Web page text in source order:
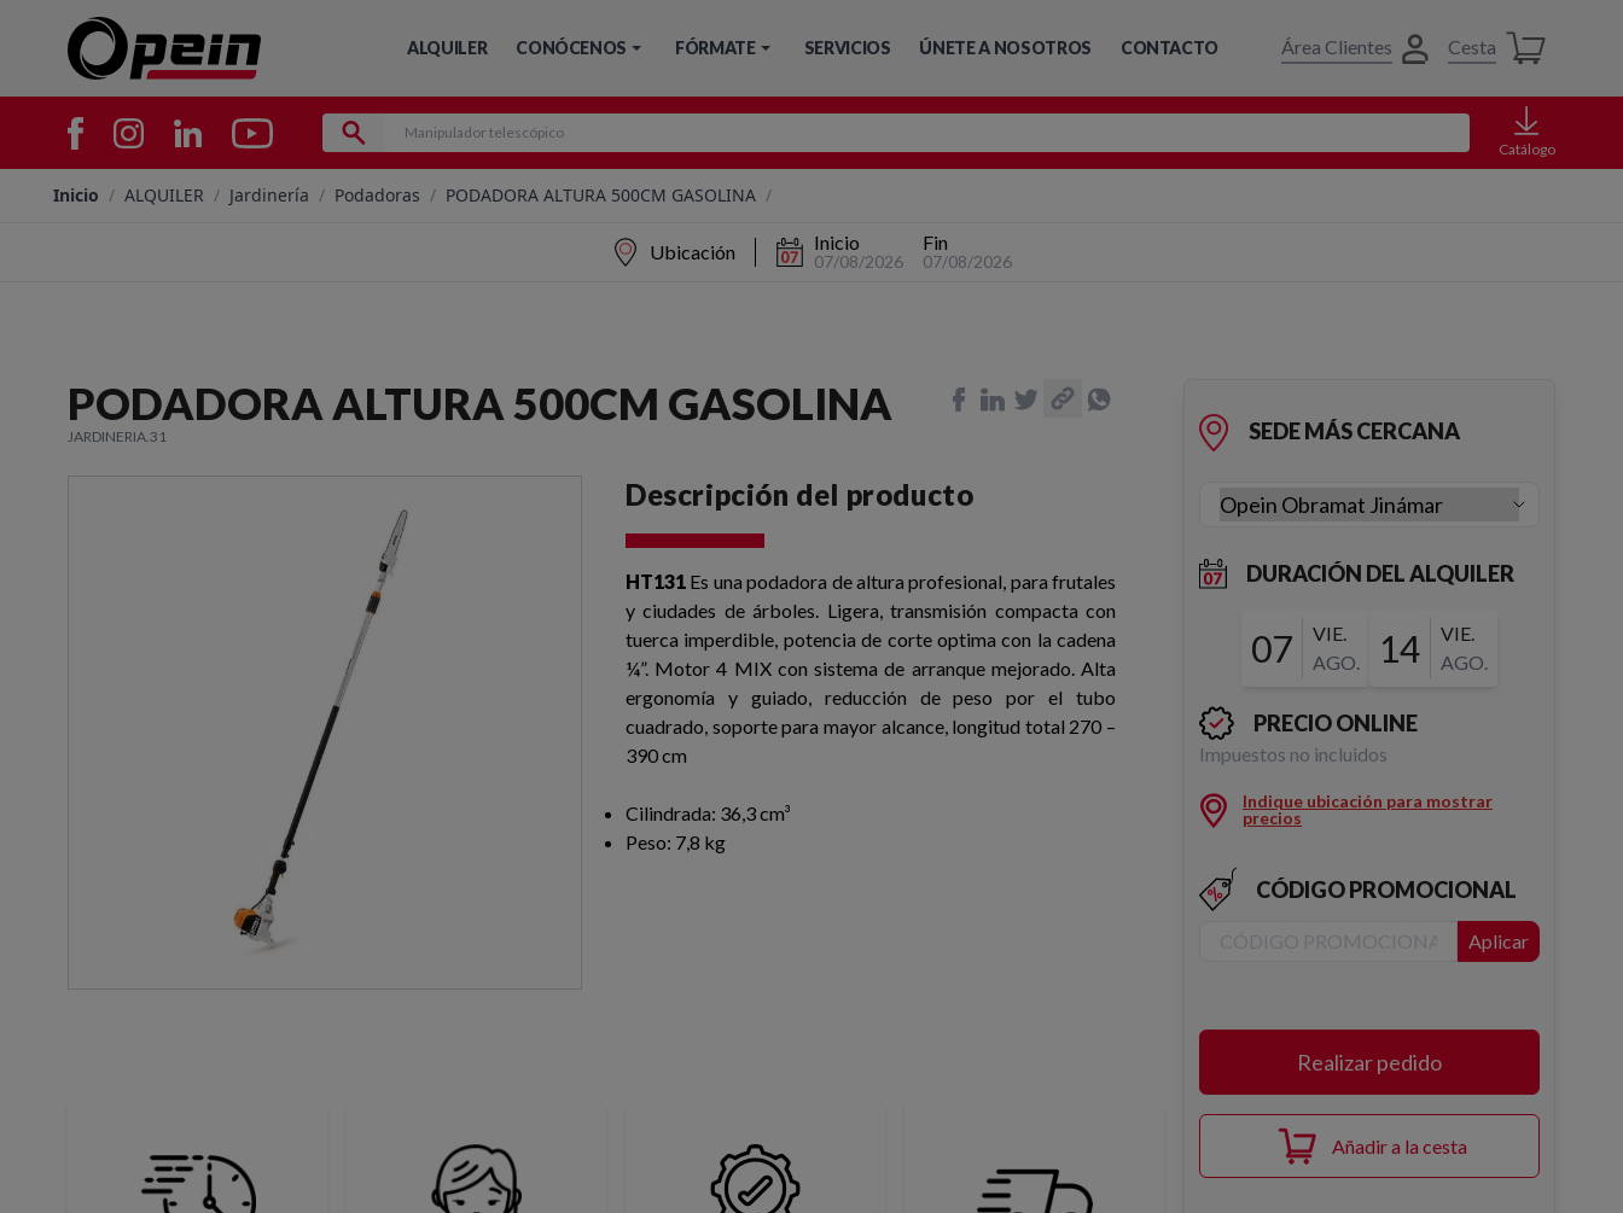
ALQUILER CONÓCENOS FÓRMATE SERVICIOS ÚNETE A NOSOTROS CONTACTO Área Clientes Cesta
Catálogo
Inicio / ALQUILER / Jardinería / Podadoras / PODADORA ALTURA 500CM GASOLINA /
Ubicación Inicio
07/08/2026
Fin
07/08/2026
PODADORA ALTURA 500CM GASOLINA
JARDINERIA.31
Descripción del producto
HT131 Es una podadora de altura profesional, para frutales
y ciudades de árboles. Ligera, transmisión compacta con
tuerca imperdible, potencia de corte optima con la cadena
¼”. Motor 4 MIX con sistema de arranque mejorado. Alta
ergonomía y guiado, reducción de peso por el tubo
cuadrado, soporte para mayor alcance, longitud total 270 –
390 cm
Cilindrada: 36,3 cm³
Peso: 7,8 kg
SEDE MÁS CERCANA
DURACIÓN DEL ALQUILER
07
VIE.
AGO.
14
VIE.
AGO.
PRECIO ONLINE
Impuestos no incluidos
Indique ubicación para mostrar
precios
CÓDIGO PROMOCIONAL
Aplicar
Realizar pedido
Añadir a la cesta